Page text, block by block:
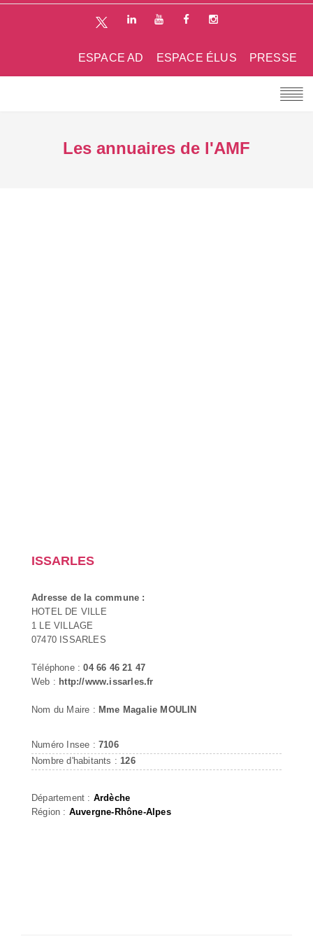
PRESSE
ESPACE ÉLUS
ESPACE AD
Les annuaires de l'AMF
ISSARLES
Adresse de la commune :
HOTEL DE VILLE
1 LE VILLAGE
07470 ISSARLES
Téléphone :04 66 46 21 47
Web : http://www.issarles.fr
Nom du Maire : Mme Magalie MOULIN
Numéro Insee : 7106
Nombre d'habitants : 126
Département : Ardèche
Région : Auvergne-Rhône-Alpes